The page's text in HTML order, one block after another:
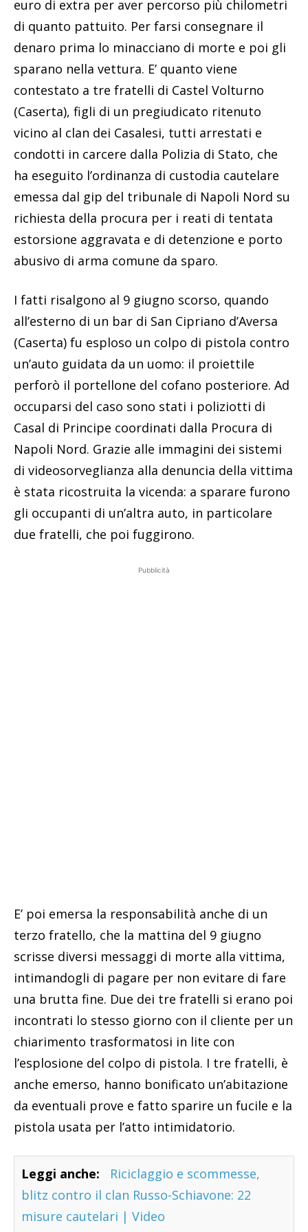
euro di extra per aver percorso più chilometri
di quanto pattuito. Per farsi consegnare il
denaro prima lo minacciano di morte e poi gli
sparano nella vettura. E’ quanto viene
contestato a tre fratelli di Castel Volturno
(Caserta), figli di un pregiudicato ritenuto
vicino al clan dei Casalesi, tutti arrestati e
condotti in carcere dalla Polizia di Stato, che
ha eseguito l’ordinanza di custodia cautelare
emessa dal gip del tribunale di Napoli Nord su
richiesta della procura per i reati di tentata
estorsione aggravata e di detenzione e porto
abusivo di arma comune da sparo.
I fatti risalgono al 9 giugno scorso, quando
all’esterno di un bar di San Cipriano d’Aversa
(Caserta) fu esploso un colpo di pistola contro
un’auto guidata da un uomo: il proiettile
perforò il portellone del cofano posteriore. Ad
occuparsi del caso sono stati i poliziotti di
Casal di Principe coordinati dalla Procura di
Napoli Nord. Grazie alle immagini dei sistemi
di videosorveglianza alla denuncia della vittima
è stata ricostruita la vicenda: a sparare furono
gli occupanti di un’altra auto, in particolare
due fratelli, che poi fuggirono.
Pubblicità
E’ poi emersa la responsabilità anche di un
terzo fratello, che la mattina del 9 giugno
scrisse diversi messaggi di morte alla vittima,
intimandogli di pagare per non evitare di fare
una brutta fine. Due dei tre fratelli si erano poi
incontrati lo stesso giorno con il cliente per un
chiarimento trasformatosi in lite con
l’esplosione del colpo di pistola. I tre fratelli, è
anche emerso, hanno bonificato un’abitazione
da eventuali prove e fatto sparire un fucile e la
pistola usata per l’atto intimidatorio.
Leggi anche:
Riciclaggio e scommesse,
blitz contro il clan Russo-Schiavone: 22
misure cautelari | Video